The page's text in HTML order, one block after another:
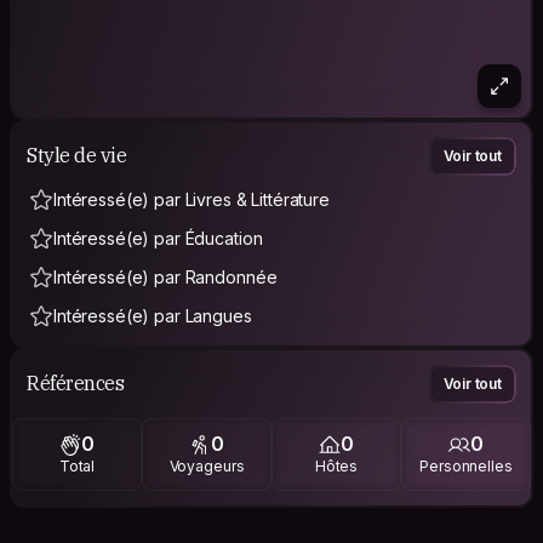
Style de vie Voir tout
Intéressé(e) par Livres & Littérature
Intéressé(e) par Éducation
Intéressé(e) par Randonnée
Intéressé(e) par Langues
Références Voir tout
0
Total
0
Voyageurs
0
Hôtes
0
Personnelles